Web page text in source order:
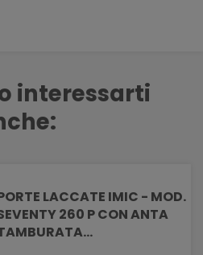
interessarti
LACCATE IMIC - MOD.
260 P CON ANTA